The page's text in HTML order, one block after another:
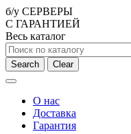
б/у СЕРВЕРЫ
С ГАРАНТИЕЙ
Весь каталог
Search Clear
О нас
Доставка
Гарантия